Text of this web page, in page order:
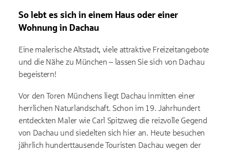
So lebt es sich in einem Haus oder einer
Wohnung in Dachau
Eine malerische Altstadt, viele attraktive Freizeitangebote
und die Nähe zu München – lassen Sie sich von Dachau
begeistern!
Vor den Toren Münchens liegt Dachau inmitten einer
herrlichen Naturlandschaft. Schon im 19. Jahrhundert
entdeckten Maler wie Carl Spitzweg die reizvolle Gegend
von Dachau und siedelten sich hier an. Heute besuchen
jährlich hunderttausende Touristen Dachau wegen der